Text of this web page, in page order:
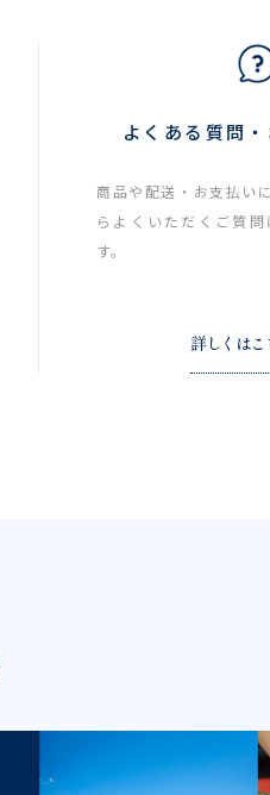
よくある質問
商品や配送・お支払い
らよくいただくご質
す。
詳しくはこ